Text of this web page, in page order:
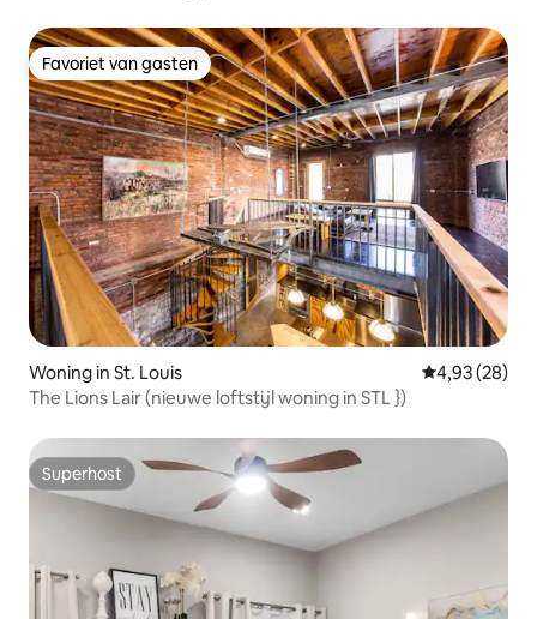
Favoriet van gasten
Favoriet van gasten
Woning in St. Louis Gemiddelde
4,93 (28)
The Lions Lair (nieuwe loftstijl woning in STL })
Superhost
Superhost